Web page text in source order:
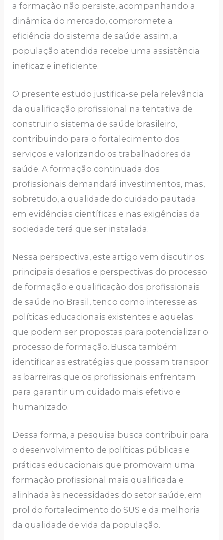
a formação não persiste, acompanhando a
dinâmica do mercado, compromete a
eficiência do sistema de saúde; assim, a
população atendida recebe uma assistência
ineficaz e ineficiente.
O presente estudo justifica-se pela relevância
da qualificação profissional na tentativa de
construir o sistema de saúde brasileiro,
contribuindo para o fortalecimento dos
serviços e valorizando os trabalhadores da
saúde. A formação continuada dos
profissionais demandará investimentos, mas,
sobretudo, a qualidade do cuidado pautada
em evidências científicas e nas exigências da
sociedade terá que ser instalada.
Nessa perspectiva, este artigo vem discutir os
principais desafios e perspectivas do processo
de formação e qualificação dos profissionais
de saúde no Brasil, tendo como interesse as
políticas educacionais existentes e aquelas
que podem ser propostas para potencializar o
processo de formação. Busca também
identificar as estratégias que possam transpor
as barreiras que os profissionais enfrentam
para garantir um cuidado mais efetivo e
humanizado.
Dessa forma, a pesquisa busca contribuir para
o desenvolvimento de políticas públicas e
práticas educacionais que promovam uma
formação profissional mais qualificada e
alinhada às necessidades do setor saúde, em
prol do fortalecimento do SUS e da melhoria
da qualidade de vida da população.